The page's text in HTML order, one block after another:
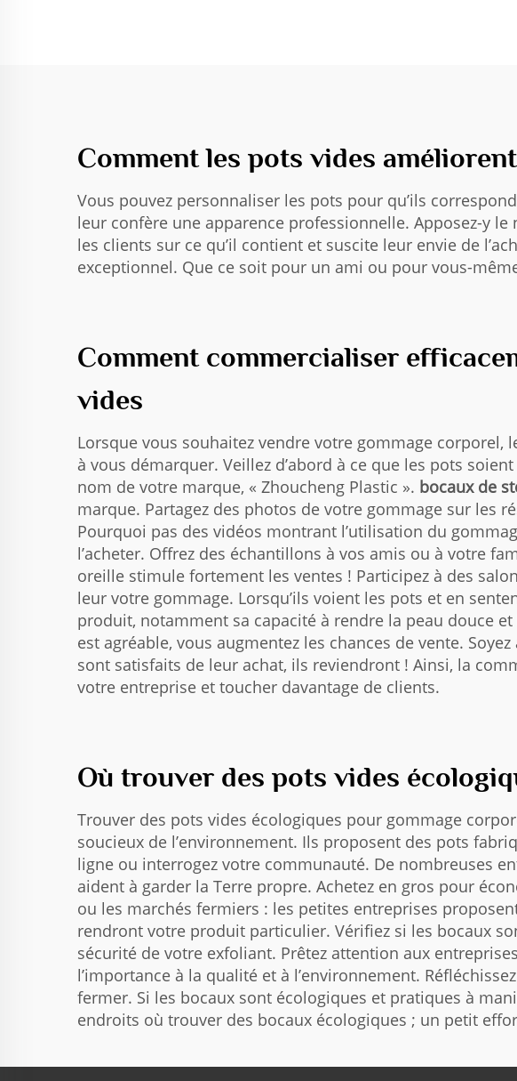
Comment les pots vides
Vous pouvez personnaliser les pots pour qu’ils
leur confère une apparence professionnelle. Apposez-y
les clients sur ce qu’il contient et suscite leur envie de
exceptionnel. Que ce soit pour un ami ou pour vous-
Comment commercialiser
vides
Lorsque vous souhaitez vendre votre gommage
à vous démarquer. Veillez d’abord à ce que les pots
nom de votre marque, « Zhoucheng Plastic ». bocaux de
marque. Partagez des photos de votre gommage sur les
Pourquoi pas des vidéos montrant l’utilisation du
l’acheter. Offrez des échantillons à vos amis ou à votre
oreille stimule fortement les ventes ! Participez à des
leur votre gommage. Lorsqu’ils voient les pots et en
produit, notamment sa capacité à rendre la peau douce
est agréable, vous augmentez les chances de vente.
sont satisfaits de leur achat, ils reviendront ! Ainsi, la
votre entreprise et toucher davantage de clients.
Où trouver des pots vides
Trouver des pots vides écologiques pour gommage
soucieux de l’environnement. Ils proposent des pots
ligne ou interrogez votre communauté. De nombreuses
aident à garder la Terre propre. Achetez en gros pour
ou les marchés fermiers : les petites entreprises
rendront votre produit particulier. Vérifiez si les bocaux
sécurité de votre exfoliant. Prêtez attention aux
l’importance à la qualité et à l’environnement.
fermer. Si les bocaux sont écologiques et pratiques à
endroits où trouver des bocaux écologiques ; un petit